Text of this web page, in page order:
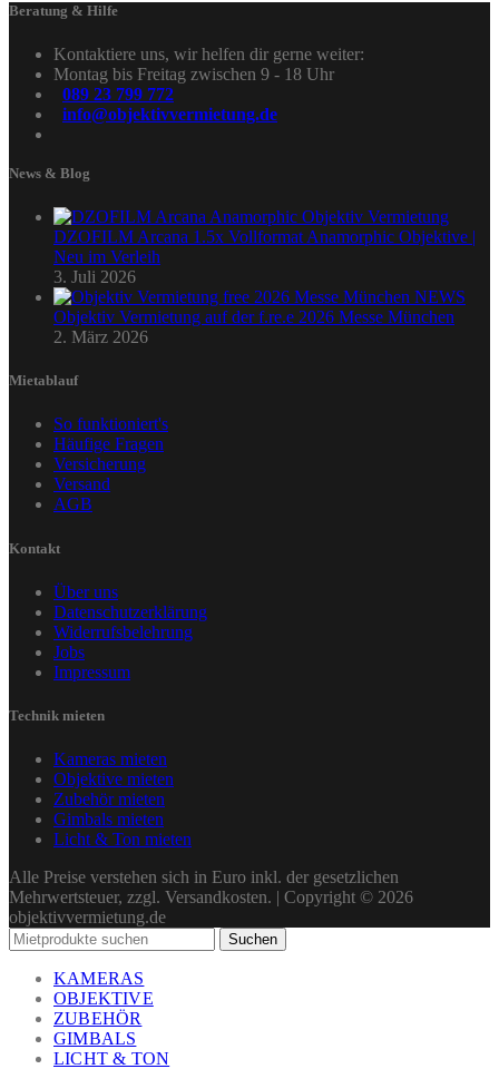
Beratung & Hilfe
Kontaktiere uns, wir helfen dir gerne weiter:
Montag bis Freitag zwischen 9 - 18 Uhr
089 23 799 772
info@objektivvermietung.de
News & Blog
DZOFILM Arcana 1.5x Vollformat Anamorphic Objektive |
Neu im Verleih
3. Juli 2026
Objektiv Vermietung auf der f.re.e 2026 Messe München
2. März 2026
Mietablauf
So funktioniert's
Häufige Fragen
Versicherung
Versand
AGB
Kontakt
Über uns
Datenschutzerklärung
Widerrufsbelehrung
Jobs
Impressum
Technik mieten
Kameras mieten
Objektive mieten
Zubehör mieten
Gimbals mieten
Licht & Ton mieten
Alle Preise verstehen sich in Euro inkl. der gesetzlichen
Mehrwertsteuer, zzgl. Versandkosten. | Copyright © 2026
objektivvermietung.de
Suchen
KAMERAS
OBJEKTIVE
ZUBEHÖR
GIMBALS
LICHT & TON